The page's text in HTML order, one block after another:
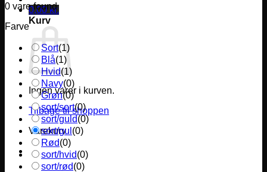
0,00 kr.
Kurv
Ingen varer i kurven.
Tilbage til shoppen
Varekurv
0 vare found
Farve
Sort(1)
Blå(1)
Hvid(1)
Navy(0)
Grøn(0)
sort/sort(0)
sort/guld(0)
sort/gul (0)
Rød(0)
sort/hvid(0)
sort/rød(0)